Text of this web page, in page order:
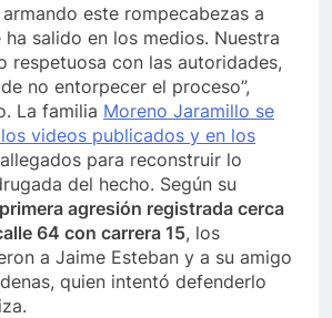
este rompecabezas a
salido en los medios. Nuestra
respetuosa con las autoridades,
no entorpecer el proceso”,
La familia Moreno Jaramillo se
videos publicados y en los
para reconstruir lo
del hecho. Según su
primera agresión registrada cerca
64 con carrera 15, los
a Jaime Esteban y a su amigo
quien intentó defenderlo